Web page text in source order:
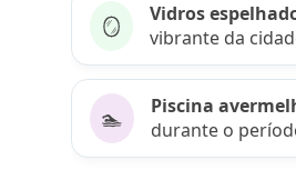
🪞 Vidros
vibrante da
🏊 Piscina
durante o